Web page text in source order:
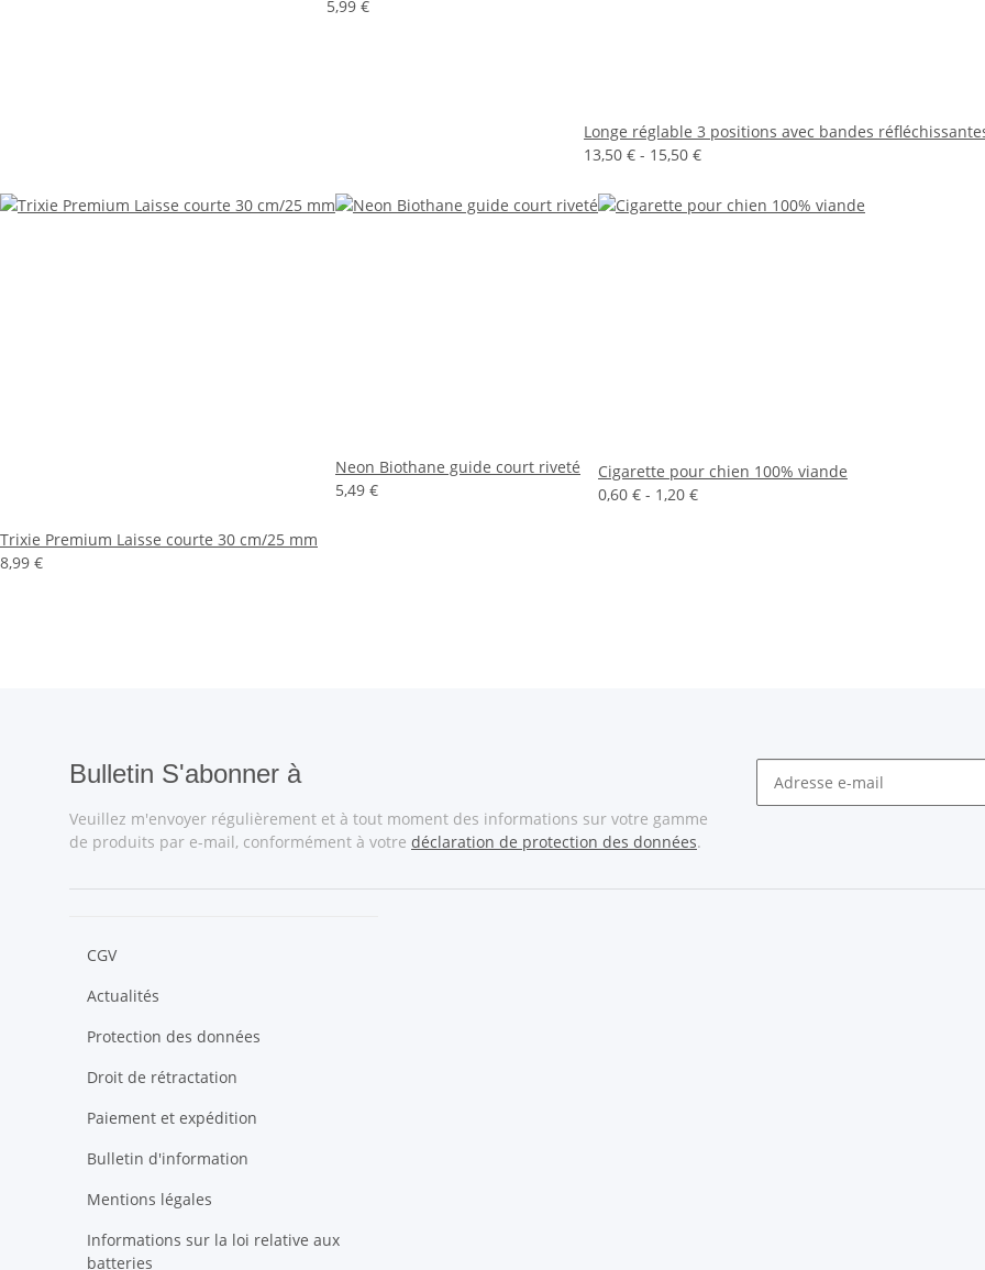
5,99 €
Longe réglable 3 positions avec bandes
13,50 € - 15,50 €
Trixie Premium Laisse courte 30 cm/25 mm
8,99 €
Neon Biothane guide court riveté
5,49 €
Cigarette pour chien 100% viande
0,60 € - 1,20 €
Bulletin S'abonner à
Veuillez m'envoyer régulièrement et à tout moment des informations sur votre gamme
de produits par e-mail, conformément à votre déclaration de protection des données.
CGV
Actualités
Protection des données
Droit de rétractation
Paiement et expédition
Bulletin d'information
Mentions légales
Informations sur la loi relative aux
batteries